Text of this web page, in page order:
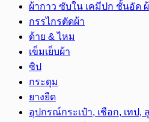
ผ้ากาว ซับใน เคมีปก ชั้นอัด
กรรไกรตัดผ้า
ด้าย & ไหม
เข็มเย็บผ้า
ซิป
กระดุม
ยางยืด
อุปกรณ์กระเป๋า, เชือก, เทป,